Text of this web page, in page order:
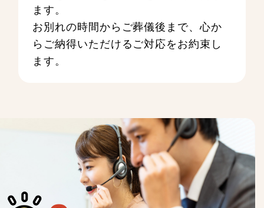
ます。
お別れの時間からご葬儀後まで、心か
らご納得いただけるご対応をお約束し
ます。